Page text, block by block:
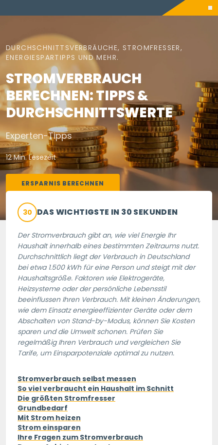
DURCHSCHNITTSVERBRÄUCHE, STROMFRESSER,
ENERGIESPARTIPPS UND MEHR.
STROMVERBRAUCH
BERECHNEN: TIPPS &
DURCHSCHNITTSWERTE
Experten-Tipps
12 Min. Lesezeit
ERSPARNIS BERECHNEN
30 DAS WICHTIGSTE IN 30 SEKUNDEN
Der Stromverbrauch gibt an, wie viel Energie Ihr
Haushalt innerhalb eines bestimmten Zeitraums nutzt.
Durchschnittlich liegt der Verbrauch in Deutschland
bei etwa 1.500 kWh für eine Person und steigt mit der
Haushaltsgröße. Faktoren wie Elektrogeräte,
Heizsysteme oder der persönliche Lebensstil
beeinflussen Ihren Verbrauch. Mit kleinen Änderungen,
wie dem Einsatz energieeffizienter Geräte oder dem
Abschalten von Stand-by-Modus, können Sie Kosten
sparen und die Umwelt schonen. Prüfen Sie
regelmäßig Ihren Verbrauch und vergleichen Sie
Tarife, um Einsparpotenziale optimal zu nutzen.
Stromverbrauch selbst messen
So viel verbraucht ein Haushalt im Schnitt
Die größten Stromfresser
Grundbedarf
Mit Strom heizen
Strom einsparen
Ihre Fragen zum Stromverbrauch